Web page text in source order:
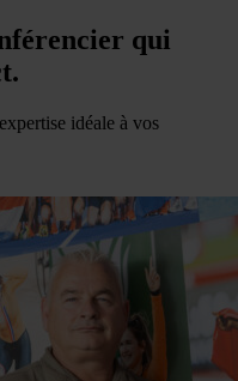
qui
idéale à vos